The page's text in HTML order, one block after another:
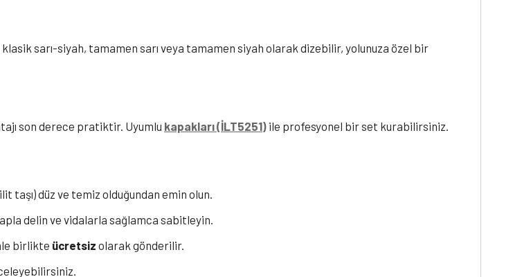
sarı-siyah, tamamen sarı veya tamamen siyah olarak dizebilir, yolunuza özel bir
son derece pratiktir. Uyumlu kapakları (İLT5251) ile profesyonel bir set kurabilirsiniz.
taşı) düz ve temiz olduğundan emin olun.
delin ve vidalarla sağlamca sabitleyin.
birlikte ücretsiz olarak gönderilir.